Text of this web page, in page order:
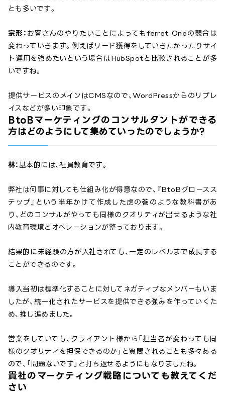
とも多いです。
宗形： お客さんのやりたいことによってもferret Oneの競合は
変わっていきます。例えばリード獲得をしていきたかったりサイ
ト運用を強めたいという場合はHubSpotと比較されることが多
いですね。
提供サービスのメインはCMSなので、WordPressからのリプレ
イスなどが多い印象です。
BtoBマーケティングのコンサルタントができる
方はどのようにして集めていったのでしょうか?
林： 基本的には、社員教育です。
弊社は何事に対しても仕組み化が得意なので、『BtoBグロースス
テップ』という半年かけて作成した虎の巻のような教科書があ
り、どのコンサルがやっても同様のクオリティが出せるような社
内教育環境とオペレーションが整っております。
結果的に未経験の方が入社されても、一定のレベルまで成長する
ことができるのです。
導入当初は標準化することに対してネガティブなメンバーもいま
したが、統一化されたサービスを提供できる強みを作っていくた
め、推し進めました。
営業をしていても、クライアント様から「担当者が変わっても同
様のクオリティを担保できるのか」と質問されることも多々ある
ので、「問題ないです」と打ち返せるようにもなりましたね。
貴社のマーケティング戦略についても教えてくだ
さい